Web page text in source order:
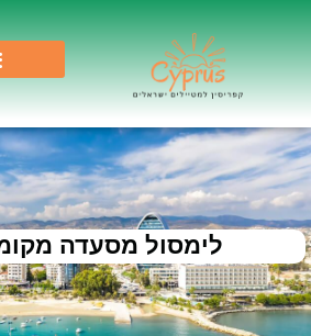
לימסול מסעדה